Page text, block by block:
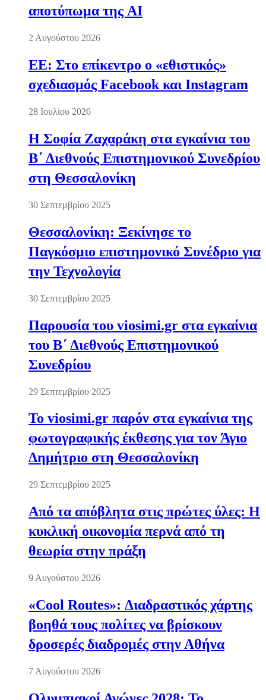
αποτύπωμα της AI
2 Αυγούστου 2026
ΕΕ: Στο επίκεντρο ο «εθιστικός»
σχεδιασμός Facebook και Instagram
28 Ιουλίου 2026
Η Σοφία Ζαχαράκη στα εγκαίνια του
Β΄ Διεθνούς Επιστημονικού Συνεδρίου
στη Θεσσαλονίκη
30 Σεπτεμβρίου 2025
Θεσσαλονίκη: Ξεκίνησε το
Παγκόσμιο επιστημονικό Συνέδριο για
την Τεχνολογία
30 Σεπτεμβρίου 2025
Παρουσία του viosimi.gr στα εγκαίνια
του Β΄ Διεθνούς Επιστημονικού
Συνεδρίου
29 Σεπτεμβρίου 2025
Το viosimi.gr παρόν στα εγκαίνια της
φωτογραφικής έκθεσης για τον Άγιο
Δημήτριο στη Θεσσαλονίκη
29 Σεπτεμβρίου 2025
Από τα απόβλητα στις πρώτες ύλες: Η
κυκλική οικονομία περνά από τη
θεωρία στην πράξη
9 Αυγούστου 2026
«Cool Routes»: Διαδραστικός χάρτης
βοηθά τους πολίτες να βρίσκουν
δροσερές διαδρομές στην Αθήνα
7 Αυγούστου 2026